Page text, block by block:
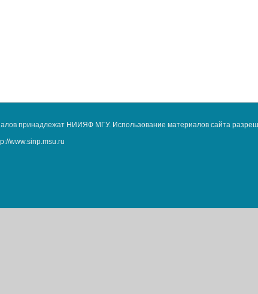
принадлежат НИИЯФ МГУ. Использование материалов сайта
www.sinp.msu.ru